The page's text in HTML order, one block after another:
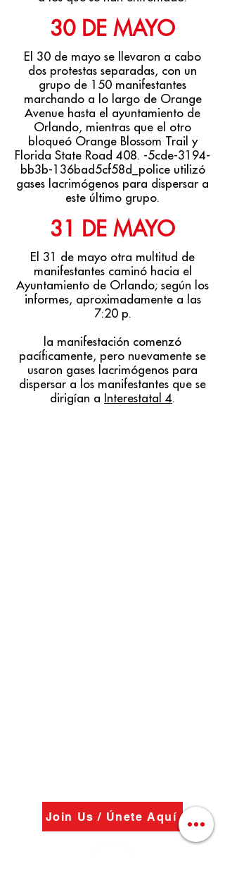
30 DE MAYO
El 30 de mayo se llevaron a cabo
dos protestas separadas, con un
grupo de 150 manifestantes
marchando a lo largo de Orange
Avenue hasta el ayuntamiento de
Orlando, mientras que el otro
bloqueó Orange Blossom Trail y
Florida State Road 408. -5cde-3194-
bb3b-136bad5cf58d_police utilizó
gases lacrimógenos para dispersar a
este último grupo.
31 DE MAYO
El 31 de mayo otra multitud de
manifestantes caminó hacia el
Ayuntamiento de Orlando; según los
informes, aproximadamente a las
7:20 p.
la manifestación comenzó
pacíficamente, pero nuevamente se
usaron gases lacrimógenos para
dispersar a los manifestantes que se
dirigían a
Interestatal 4.
Join Us / Únete Aquí